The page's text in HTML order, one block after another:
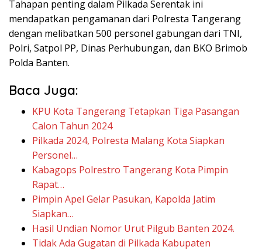
Tahapan penting dalam Pilkada Serentak ini
mendapatkan pengamanan dari Polresta Tangerang
dengan melibatkan 500 personel gabungan dari TNI,
Polri, Satpol PP, Dinas Perhubungan, dan BKO Brimob
Polda Banten.
Baca Juga:
KPU Kota Tangerang Tetapkan Tiga Pasangan
Calon Tahun 2024
Pilkada 2024, Polresta Malang Kota Siapkan
Personel…
Kabagops Polrestro Tangerang Kota Pimpin
Rapat…
Pimpin Apel Gelar Pasukan, Kapolda Jatim
Siapkan…
Hasil Undian Nomor Urut Pilgub Banten 2024.
Tidak Ada Gugatan di Pilkada Kabupaten